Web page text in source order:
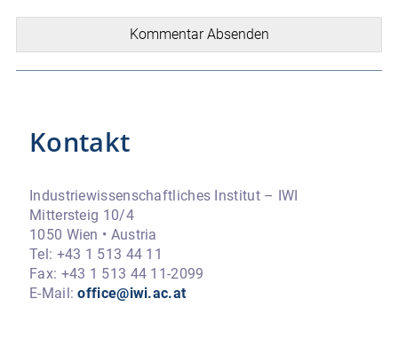
Kommentar Absenden
Kontakt
Industriewissenschaftliches Institut – IWI
Mittersteig 10/4
1050 Wien • Austria
Tel: +43 1 513 44 11
Fax: +43 1 513 44 11-2099
E-Mail:office@iwi.ac.at